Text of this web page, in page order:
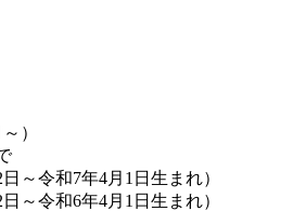
）
～令和7年4月1日生まれ）
～令和6年4月1日生まれ）